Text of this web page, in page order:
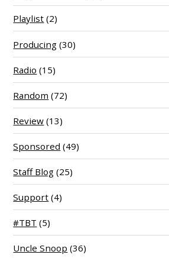
Playlist (2)
Producing (30)
Radio (15)
Random (72)
Review (13)
Sponsored (49)
Staff Blog (25)
Support (4)
#TBT (5)
Uncle Snoop (36)